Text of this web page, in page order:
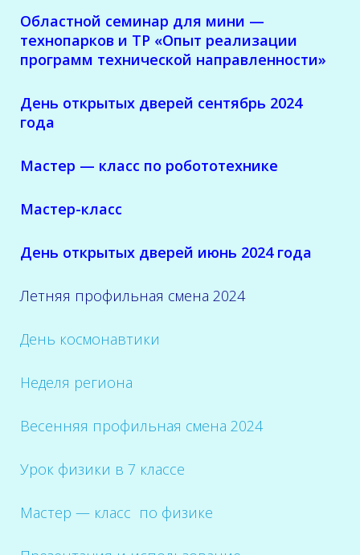
Областной семинар для мини —
технопарков и ТР «Опыт реализации
программ технической направленности»
День открытых дверей сентябрь 2024
года
Мастер — класс по робототехнике
Мастер-класс
День открытых дверей июнь 2024 года
Летняя профильная смена 2024
День космонавтики
Неделя региона
Весенняя профильная смена 2024
Урок физики в 7 классе
Мастер — класс по физике